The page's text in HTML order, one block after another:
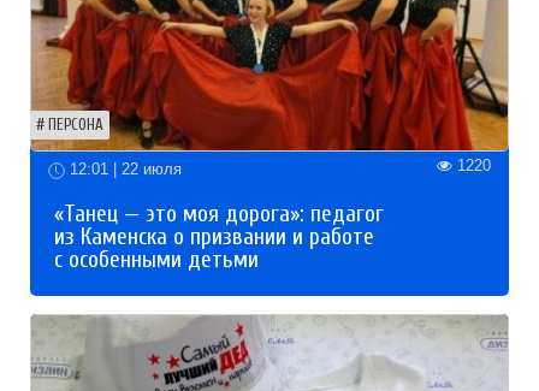
ПЕРСОНА
12:01 | 22 июля 1220
«Танец — это моя дорога»: педагог
из Каменска о призвании и работе
с особенными детьми